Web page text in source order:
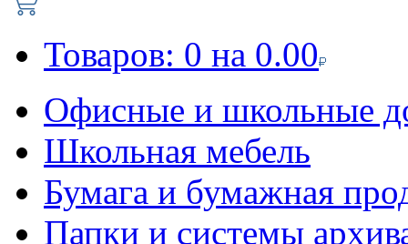
Товаров: 0 на 0.00
Офисные и школьные
Школьная мебель
Бумага и бумажная
Папки и системы